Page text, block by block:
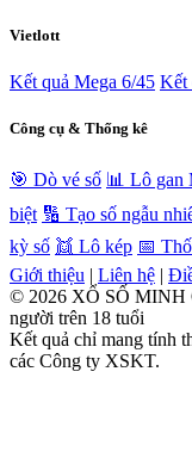
Vietlott
Kết quả Mega 6/45 Kết
Công cụ & Thống kê
🎯 Dò vé số 📊 Lô gan
biệt 🔢 Tạo số ngẫu
kỳ số 👯 Lô kép 📅
Giới thiệu | Liên hệ |
© 2026 XỔ SỐ
người trên 18 tuổi
Kết quả chỉ mang tính
các Công ty XSKT.